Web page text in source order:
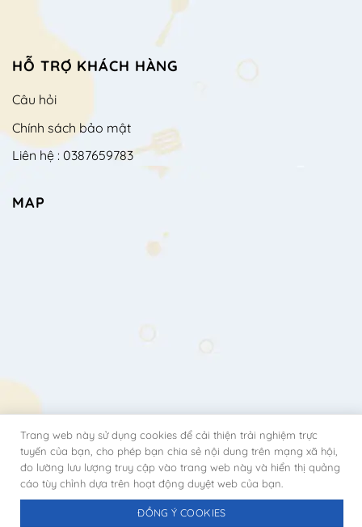
HỖ TRỢ KHÁCH HÀNG
Câu hỏi
Chính sách bảo mật
Liên hệ : 0387659783
MAP
Copyright 2026 ©BTECH
Trang web này sử dụng cookies để cải thiện trải nghiệm trực
tuyến của bạn, cho phép bạn chia sẻ nội dung trên mạng xã hội,
đo lường lưu lượng truy cập vào trang web này và hiển thị quảng
cáo tùy chỉnh dựa trên hoạt động duyệt web của bạn.
ĐỒNG Ý COOKIES